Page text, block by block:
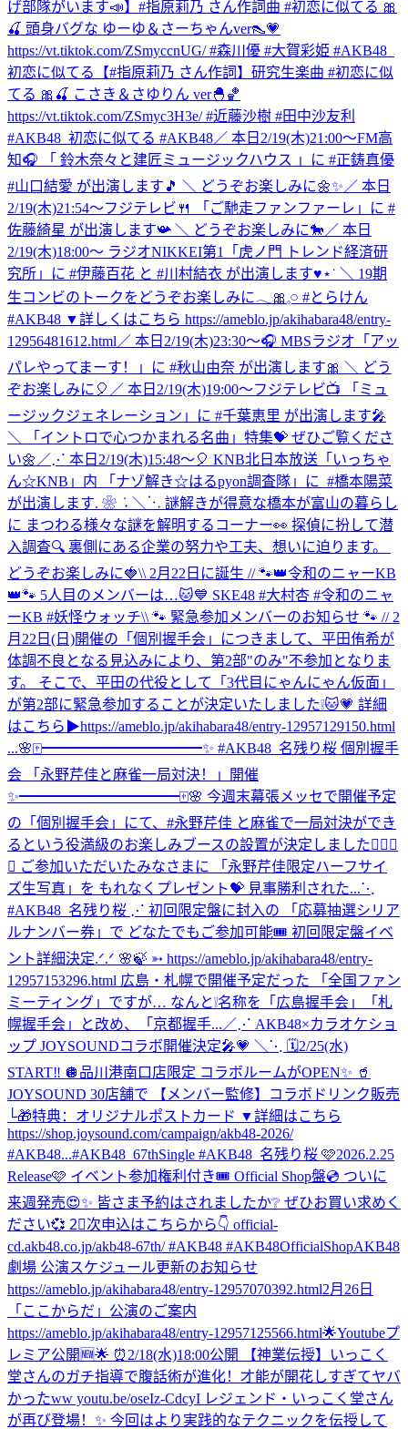
げ部隊がいます📣】#指原莉乃 さん作詞曲 #初恋に似てる 🎀
🍒 頭身バグな ゆーゆ＆さーちゃんver👠💗
https://vt.tiktok.com/ZSmyccnUG/ #森川優 #大賀彩姫 #AKB48_
初恋に似てる
【#指原莉乃 さん作詞】研究生楽曲 #初恋に似
てる 🎀🍒 こさき＆さゆりん ver🐣🏀
https://vt.tiktok.com/ZSmyc3H3e/ #近藤沙樹 #田中沙友利
#AKB48_初恋に似てる #AKB48／ 本日2/19(木)21:00～FM高
知🎧 「 鈴⽊奈々と建匠ミュージックハウス 」に #正鋳真優
#山口結愛 が出演します🎵 ＼ どうぞお楽しみに🌼✨ ／ 本日
2/19(木)21:54～フジテレビ🍴 「ご馳走ファンファーレ」に #
佐藤綺星 が出演します📯 ＼ どうぞお楽しみに🐎 ／ 本日
2/19(木)18:00～ ラジオNIKKEI第1「虎ノ門 トレンド経済研
究所」に #伊藤百花 と #川村結衣 が出演します♥⋆˙ ＼ 19期
生コンビのトークをどうぞお楽しみに𓂃🎀𓈒𓏸 #とらけん
#AKB48 ▼詳しくはこちら https://ameblo.jp/akihabara48/entry-
12956481612.html ／ 本日2/19(木)23:30～🎧 MBSラジオ「アッ
パレやってまーす！」に #秋山由奈 が出演します🎀 ＼ どう
ぞお楽しみに🎈 ／ 本日2/19(木)19:00～フジテレビ📺 「ミュ
ージックジェネレーション」に #千葉恵里 が出演します🎤
＼ 「イントロで心つかまれる名曲」特集💝 ぜひご覧くださ
い🌼 ‎／⋰ ‎本日2/19(木)15:48～🎈 ‎KNB北日本放送「いっちゃ
ん☆KNB」内 ‎「ナゾ解き☆はるpyon調査隊」に ‎ ⁦‪#橋本陽菜‬⁩
が出演します. ❀ ݁ ˖ ‎＼⋱ ‎謎解きが得意な橋本が富山の暮らし
に ‎まつわる様々な謎を解明するコーナー👀 ‎探偵に扮して潜
入調査🔍 ‎裏側にある企業の努力や工夫、想いに迫ります。 ‎
どうぞお楽しみに🍓\\ 2月22日に誕生 // 🐾👑令和のニャーKB
👑🐾 5人目のメンバーは…🐱💙 SKE48 #大村杏 #令和のニャ
ーKB #妖怪ウォッチ\\ 🐾 緊急参加メンバーのお知らせ 🐾 // 2
月22日(日)開催の「個別握手会」につきまして、平田侑希が
体調不良となる見込みにより、第2部"のみ"不参加となりま
す。 そこで、平田の代役として「3代目にゃんにゃん仮面」
が第2部に緊急参加することが決定いたしました❕🐱💗 詳細
はこちら▶https://ameblo.jp/akihabara48/entry-12957129150.html
...🌸🀄️━━━━━━━━━━━✨ #AKB48_名残り桜 個別握手
会 「永野芹佳と麻雀一局対決！」開催
✨━━━━━━━━━━━🀄️🌸 今週末幕張メッセで開催予定
の「個別握手会」にて、#永野芹佳 と麻雀で一局対決ができ
るという役満級のお楽しみブースの設置が決定しました✊🏻🎯
💖 ご参加いただいたみなさまに 「永野芹佳限定ハーフサイ
ズ生写真」を もれなくプレゼント💝 見事勝利された...⋱
#AKB48_名残り桜 ⋰ 初回限定盤に封入の 「応募抽選シリア
ルナンバー券」で どなたでもご参加可能🎟️ 初回限定盤イベ
ント詳細決定.ᐟ.ᐟ 🌸🍃 ➳ https://ameblo.jp/akihabara48/entry-
12957153296.html 広島・札幌で開催予定だった 「全国ファン
ミーティング」ですが… なんと❕名称を「広島握手会」「札
幌握手会」と改め、「京都握手... ／⋰ AKB48×カラオケショ
ップ JOYSOUNDコラボ開催決定🎤💗 ＼⋱ 🗓️2/25(水)
START‼️ 🪩品川港南口店限定 コラボルームがOPEN✨ 🥤
JOYSOUND 30店舗で 【メンバー監修】コラボドリンク販売
└🎁特典：オリジナルポストカード ▼詳細はこちら
https://shop.joysound.com/campaign/akb48-2026/
#AKB48...#AKB48_67thSingle #AKB48_名残り桜 🩷2026.2.25
Release🩷 イベント参加権利付き🎟️ Official Shop盤💿 ついに
来週発売😍✨ 皆さま予約はされましたか❔ ぜひお買い求めく
ださい💞 2⃣次申込はこちらから👇 official-
cd.akb48.co.jp/akb48-67th/ #AKB48 #AKB48OfficialShopAKB48
劇場 公演スケジュール更新のお知らせ
https://ameblo.jp/akihabara48/entry-12957070392.html2月26日
「ここからだ」公演のご案内
https://ameblo.jp/akihabara48/entry-12957125566.html🌟Youtubeプ
レミア公開🆕🌟 ⏰2/18(水)18:00公開 【神業伝授】いっこく
堂さんのガチ指導で腹話術が進化！才能が開花しすぎてヤバ
かったww youtu.be/oseIz-CdcyI レジェンド・いっこく堂さん
が再び登場！✨ 今回はより実践的なテクニックを伝授して